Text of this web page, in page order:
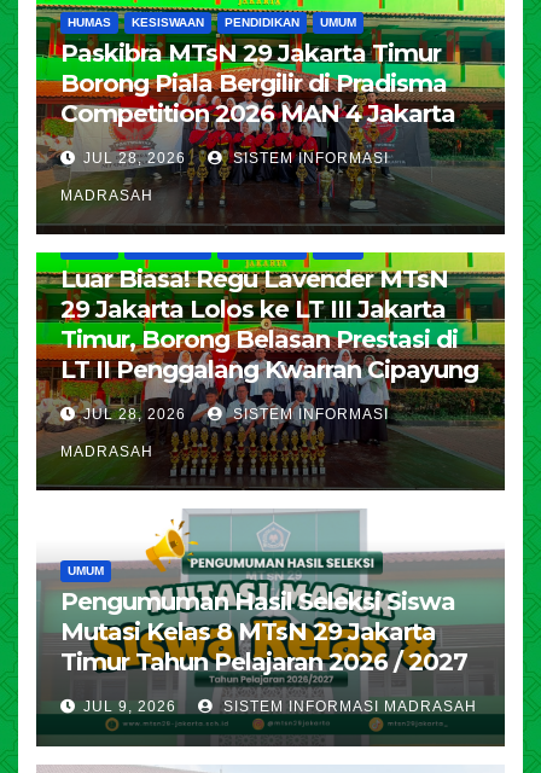
HUMAS KESISWAAN PENDIDIKAN UMUM
Paskibra MTsN 29 Jakarta Timur
Borong Piala Bergilir di Pradisma
Competition 2026 MAN 4 Jakarta
JUL 28, 2026 SISTEM INFORMASI
MADRASAH
Luar Biasa! Regu Lavender MTsN
29 Jakarta Lolos ke LT III Jakarta
Timur, Borong Belasan Prestasi di
LT II Penggalang Kwarran Cipayung
JUL 28, 2026 SISTEM INFORMASI
MADRASAH
UMUM
Pengumuman Hasil Seleksi Siswa
Mutasi Kelas 8 MTsN 29 Jakarta
Timur Tahun Pelajaran 2026 / 2027
JUL 9, 2026 SISTEM INFORMASI MADRASAH